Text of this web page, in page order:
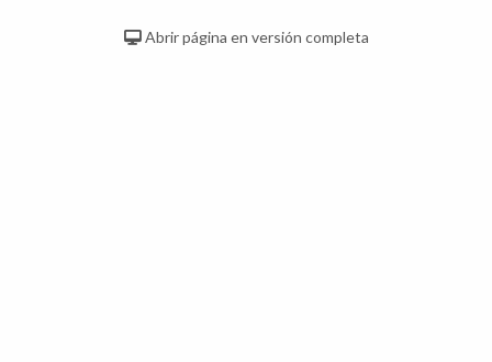
Abrir página en versión completa